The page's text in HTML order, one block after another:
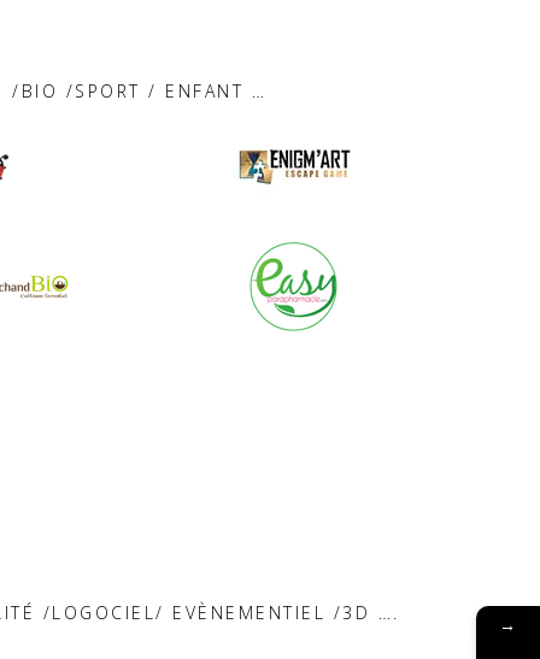
/BIO /SPORT / ENFANT …
/LOGOCIEL/ EVÈNEMENTIEL /3D ….
→